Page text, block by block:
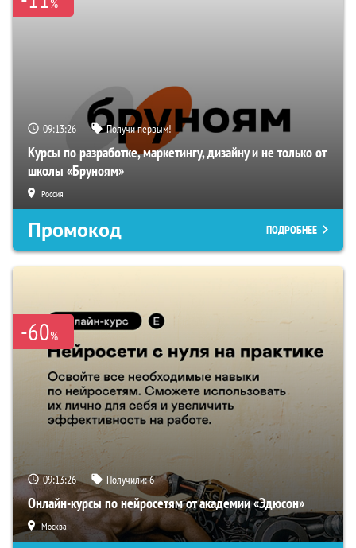
%
09:13:25 Получи первым!
Курсы по разработке, маркетингу, дизайну и не только от
школы «Бруноям»
Россия
Промокод ПОДРОБНЕЕ
-60%
09:13:25 Получили:6
Онлайн-курсы по нейросетям от академии «Эдюсон»
Москва